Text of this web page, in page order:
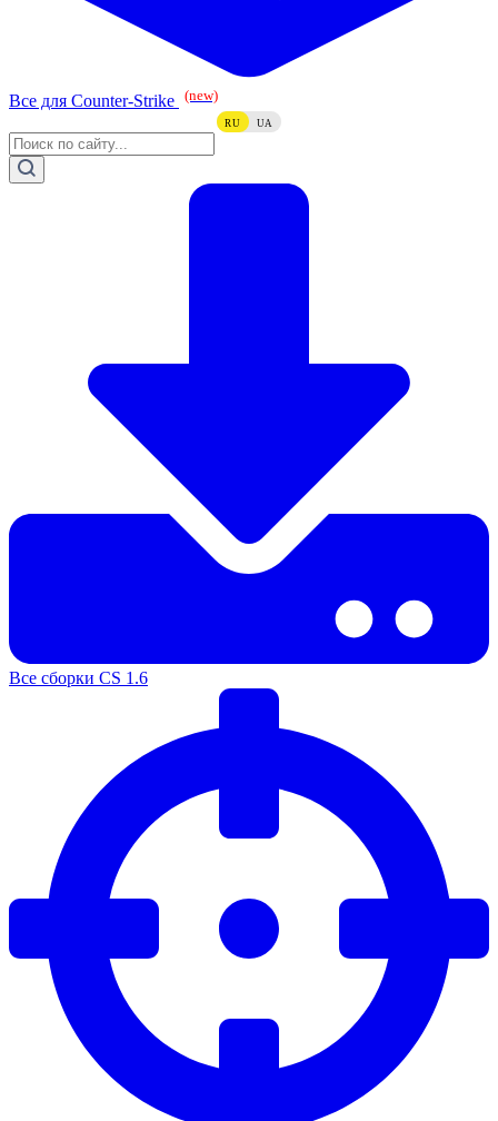
Все для Counter-Strike (new)
RU UA
Все сборки CS 1.6